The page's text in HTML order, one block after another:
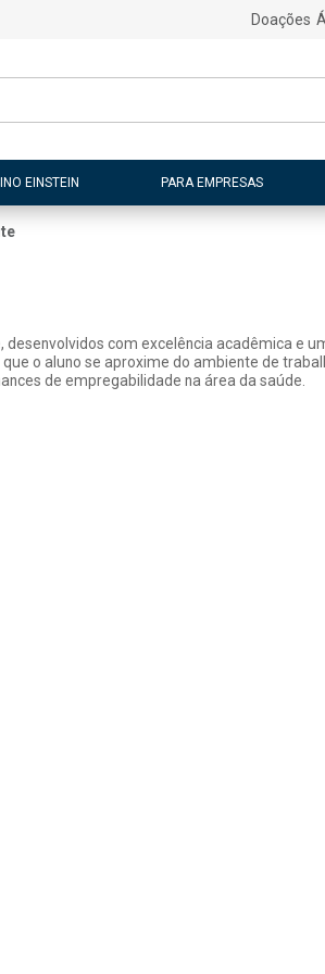
Doações
EINSTEIN PARA EMPRESAS
com excelência acadêmica e
o aluno se aproxime do ambiente de
de empregabilidade na área da saúde.